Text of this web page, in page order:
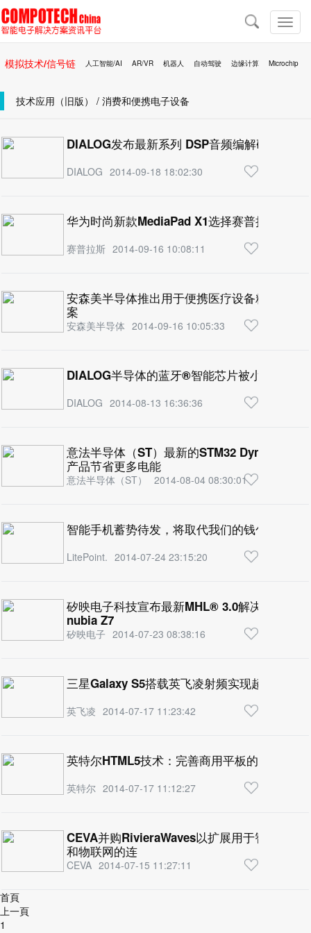
切
换
航
导
航
模拟技术/信号链 人工智能/AI AR/VR 机器人 自动驾驶 边缘计算 Microchip
技术应用（旧版） / 消费和便携电子设备
DIALOG发布最新系列 DSP音频编解码器
DIALOG 2014-09-18 18:02:30
华为时尚新款MediaPad X1选择赛普拉斯
赛普拉斯 2014-09-16 10:08:11
安森美半导体推出用于便携医疗设备精密感测
案
安森美半导体 2014-09-16 10:05:33
DIALOG半导体的蓝牙®智能芯片被小米手环
DIALOG 2014-08-13 16:36:36
意法半导体（ST）最新的STM32 Dynamic
产品节省更多电能
意法半导体（ST） 2014-08-04 08:30:01
智能手机蓄势待发，将取代我们的钱包、钥匙
LitePoint. 2014-07-24 23:15:20
矽映电子科技宣布最新MHL® 3.0解决方案成
nubia Z7
矽映电子 2014-07-23 08:38:16
三星Galaxy S5搭载英飞凌射频实现超高速数
英飞凌 2014-07-17 11:23:42
英特尔HTML5技术：完善商用平板的个性化教
英特尔 2014-07-17 11:12:27
CEVA并购RivieraWaves以扩展用于智能手机
和物联网的连
CEVA 2014-07-15 11:27:11
首頁
上一頁
1